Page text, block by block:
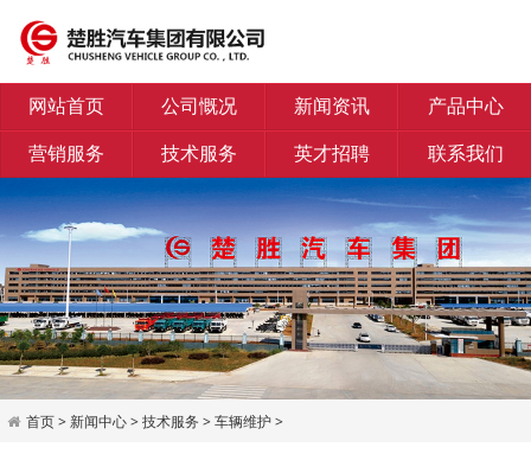
网站首页 公司慨况 新闻资讯
产品中心
营销服务
技术服务 英才招聘 联系我们
首页> 新闻中心>技术服务 >车辆维护>